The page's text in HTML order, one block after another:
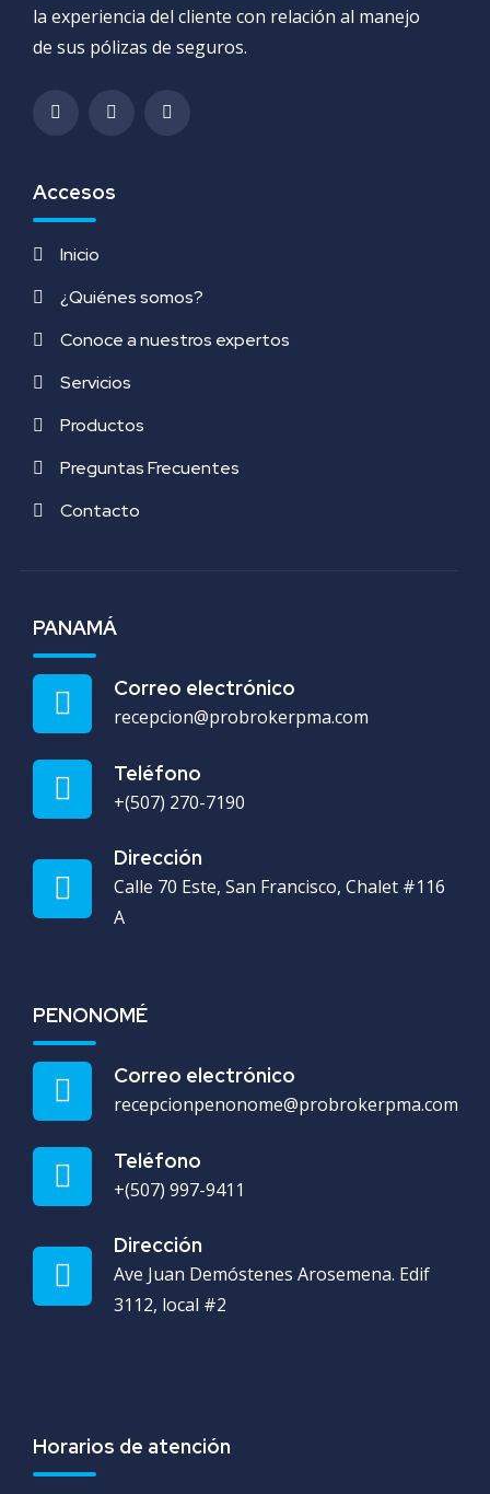
la experiencia del cliente con relación al manejo
de sus pólizas de seguros.
Accesos
Inicio
¿Quiénes somos?
Conoce a nuestros expertos
Servicios
Productos
Preguntas Frecuentes
Contacto
PANAMÁ
Correo electrónico
recepcion@probrokerpma.com
Teléfono
+(507) 270-7190
Dirección
Calle 70 Este, San Francisco, Chalet #116
A
PENONOMÉ
Correo electrónico
recepcionpenonome@probrokerpma.com
Teléfono
+(507) 997-9411
Dirección
Ave Juan Demóstenes Arosemena. Edif
3112, local #2
Horarios de atención